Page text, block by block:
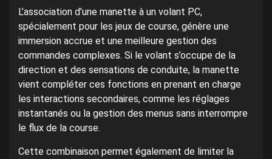
L’association d’une manette à un volant PC,
spécialement pour les jeux de course, génère une
immersion accrue et une meilleure gestion des
commandes complexes. Si le volant s’occupe de la
direction et des sensations de conduite, la manette
vient compléter ces fonctions en prenant en charge
les interactions secondaires, comme les réglages
instantanés ou la gestion des menus sans interrompre
le flux de la course.
Cette combinaison permet également de limiter la